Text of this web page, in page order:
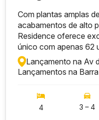
Com plantas amplas
acabamentos de alto
Residence oferece
único com apenas 62
Lançamento na Av
Lançamentos na
4 3 – 4